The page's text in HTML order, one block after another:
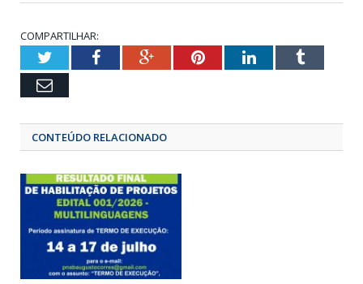
COMPARTILHAR:
TwitterFacebookGoogle+Pinterest
LinkedIn
Email
CONTEÚDO RELACIONADO